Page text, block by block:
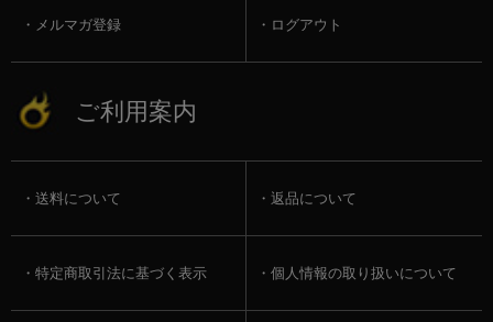
メルマガ登録 ログアウト
ご利用案内
送料について 返品について
特定商取引法に基づく表示 個人情報の取り扱いについて